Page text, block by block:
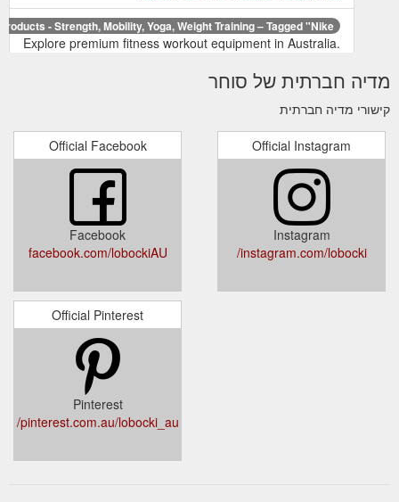
- Strength, Mobility, Yoga, Weight Training – Tagged "Nike ...
Explore premium fitness workout equipment in Australia.
accessories, mobility and exercise recovery equipment,
shop the most trusted fitness brands and take your
fitness training to the next level.
https://lobocki.com.au/collections/all/nike
All Products - Strength, Mobility, Yoga, Weight Training – Tagged ...
Explore premium fitness workout equipment in Australia.
With a curated selection of strength and weight training
accessories, mobility and exercise recovery equipment,
fitness rehabilitation support, yoga tools and more -
fitness training to the next level.
https://lobocki.com.au/collections/all/adidas
מדיה חברתית של סוחר
קישורי מדיה חברתית
Official Facebook
Facebook
facebook.com/lobockiAU
Official Instagram
Instagram
instagram.com/lobocki/
Official Pinterest
Pinterest
pinterest.com.au/lobocki_au/